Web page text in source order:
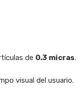
de 0.3 micras.
visual del usuario.